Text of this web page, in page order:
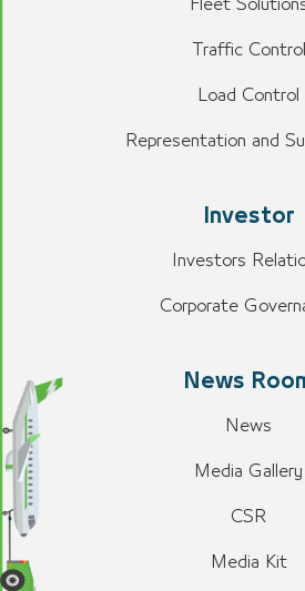
Fleet
Traffic Control
Load Control
Representation and
Investor
Investors
Corporate
News
News
Media Gallery
CSR
Media Kit